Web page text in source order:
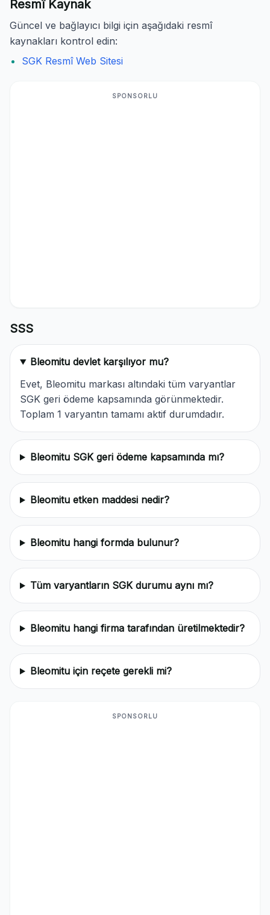
Resmî Kaynak
Güncel ve bağlayıcı bilgi için aşağıdaki resmî
kaynakları kontrol edin:
SGK Resmî Web Sitesi
SPONSORLU
SSS
Bleomitu devlet karşılıyor mu?
Evet, Bleomitu markası altındaki tüm varyantlar
SGK geri ödeme kapsamında görünmektedir.
Toplam 1 varyantın tamamı aktif durumdadır.
Bleomitu SGK geri ödeme kapsamında mı?
Bleomitu etken maddesi nedir?
Bleomitu hangi formda bulunur?
Tüm varyantların SGK durumu aynı mı?
Bleomitu hangi firma tarafından üretilmektedir?
Bleomitu için reçete gerekli mi?
SPONSORLU